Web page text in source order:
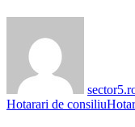
Hotarari de consiliu